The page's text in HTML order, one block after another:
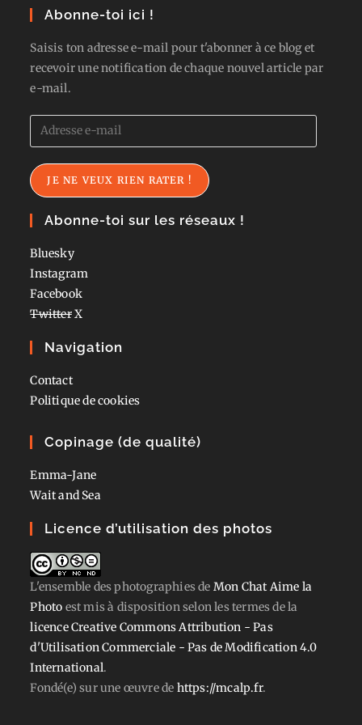
Abonne-toi ici !
Saisis ton adresse e-mail pour t'abonner à ce blog et
recevoir une notification de chaque nouvel article par
e-mail.
Adresse
e-
mail
JE NE VEUX RIEN RATER !
Abonne-toi sur les réseaux !
Bluesky
Instagram
Facebook
TwitterX
Navigation
Contact
Politique de cookies
Copinage (de qualité)
Emma-Jane
Wait and Sea
Licence d’utilisation des photos
L'ensemble des photographiesde Mon Chat Aime la
Photo est mis à disposition selon les termes de la
licence Creative Commons Attribution - Pas
d'Utilisation Commerciale - Pas de Modification 4.0
International.
Fondé(e) sur une œuvre de https://mcalp.fr.